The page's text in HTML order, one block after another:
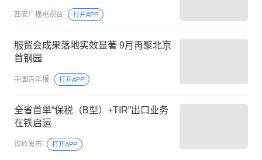
西安广播电视台 打开APP
服贸会成果落地实效显著 9月再聚北京
首钢园
中国青年报 打开APP
全省首单“保税（B型）+TIR”出口业务
在铁启运
铁岭发布 打开APP